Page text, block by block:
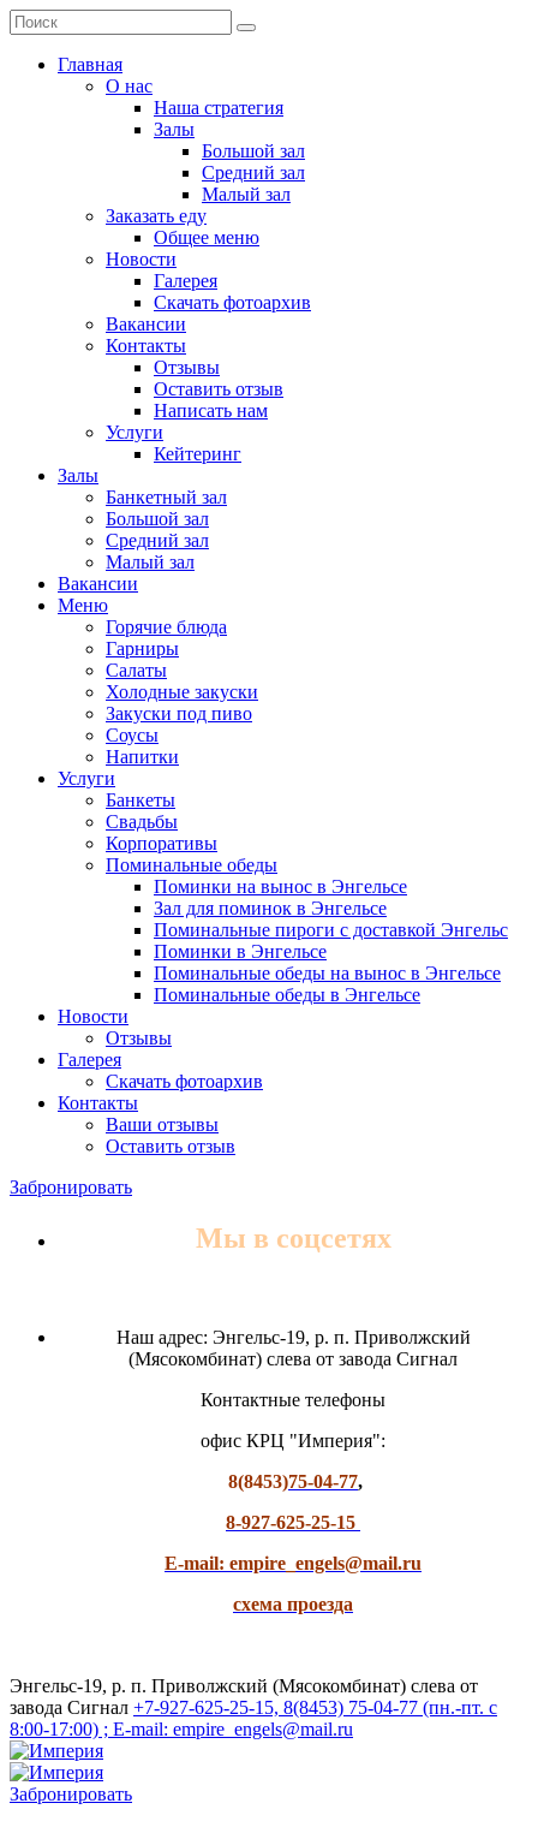
Главная
О нас
Наша стратегия
Залы
Большой зал
Средний зал
Малый зал
Заказать еду
Общее меню
Новости
Галерея
Скачать фотоархив
Вакансии
Контакты
Отзывы
Оставить отзыв
Написать нам
Услуги
Кейтеринг
Залы
Банкетный зал
Большой зал
Средний зал
Малый зал
Вакансии
Меню
Горячие блюда
Гарниры
Салаты
Холодные закуски
Закуски под пиво
Соусы
Напитки
Услуги
Банкеты
Свадьбы
Корпоративы
Поминальные обеды
Поминки на вынос в Энгельсе
Зал для поминок в Энгельсе
Поминальные пироги с доставкой Энгельс
Поминки в Энгельсе
Поминальные обеды на вынос в Энгельсе
Поминальные обеды в Энгельсе
Новости
Отзывы
Галерея
Скачать фотоархив
Контакты
Ваши отзывы
Оставить отзыв
Забронировать
Мы в соцсетях
Наш адрес: Энгельс-19, р. п. Приволжский
(Мясокомбинат) слева от завода Сигнал
Контактные телефоны
офис КРЦ "Империя":
8(8453)75-04-77,
8-927-625-25-15
E-mail: empire_engels@mail.ru
схема проезда
Энгельс-19, р. п. Приволжский (Мясокомбинат) слева от
завода Сигнал +7-927-625-25-15, 8(8453) 75-04-77 (пн.-пт. с
8:00-17:00) ; E-mail: empire_engels@mail.ru
Забронировать